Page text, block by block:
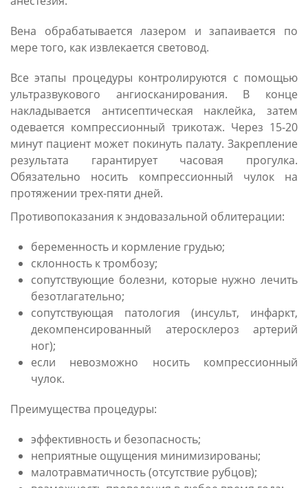
Вена обрабатывается лазером и запаивается по
мере того, как извлекается световод.
Все этапы процедуры контролируются с помощью
ультразвукового ангиосканирования. В конце
накладывается антисептическая наклейка, затем
одевается компрессионный трикотаж. Через 15-20
минут пациент может покинуть палату. Закрепление
результата гарантирует часовая прогулка.
Обязательно носить компрессионный чулок на
протяжении трех-пяти дней.
Противопоказания к эндовазальной облитерации:
беременность и кормление грудью;
склонность к тромбозу;
сопутствующие болезни, которые нужно лечить
безотлагательно;
сопутствующая патология (инсульт, инфаркт,
декомпенсированный атеросклероз артерий
ног);
если невозможно носить компрессионный
чулок.
Преимущества процедуры:
эффективность и безопасность;
неприятные ощущения минимизированы;
малотравматичность (отсутствие рубцов);